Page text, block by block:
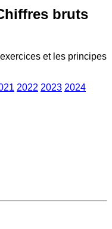
bruts
et les principes
2022 2023 2024